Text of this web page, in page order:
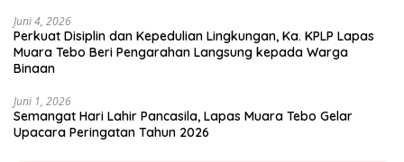
Juni 4, 2026
Perkuat Disiplin dan Kepedulian Lingkungan, Ka. KPLP Lapas
Muara Tebo Beri Pengarahan Langsung kepada Warga
Binaan
Juni 1, 2026
Semangat Hari Lahir Pancasila, Lapas Muara Tebo Gelar
Upacara Peringatan Tahun 2026